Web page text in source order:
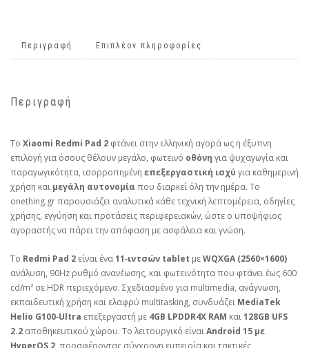
Περιγραφή Επιπλέον πληροφορίες
Περιγραφή
Το Xiaomi Redmi Pad 2 φτάνει στην ελληνική αγορά ως η έξυπνη
επιλογή για όσους θέλουν μεγάλο, φωτεινό οθόνη για ψυχαγωγία και
παραγωγικότητα, ισορροπημένη επεξεργαστική ισχύ για καθημερινή
χρήση και μεγάλη αυτονομία που διαρκεί όλη την ημέρα. Το
onething.gr παρουσιάζει αναλυτικά κάθε τεχνική λεπτομέρεια, οδηγίες
χρήσης, εγγύηση και προτάσεις περιφερειακών, ώστε ο υποψήφιος
αγοραστής να πάρει την απόφαση με ασφάλεια και γνώση.
Το Redmi Pad 2 είναι ένα11‑ιντσών tablet μεWQXGA (2560×1600)
ανάλυση, 90Hz ρυθμό ανανέωσης, και φωτεινότητα που φτάνει έως 600
cd/m² σε HDR περιεχόμενο. Σχεδιασμένο για multimedia, ανάγνωση,
εκπαιδευτική χρήση και ελαφρύ multitasking, συνδυάζει MediaTek
Helio G100‑Ultra επεξεργαστή με 4GB LPDDR4X RAM και128GB UFS
2.2 αποθηκευτικού χώρου. Το λειτουργικό είναιAndroid 15 με
HyperOS 2, προσφέροντας σύγχρονη εμπειρία και τακτικές